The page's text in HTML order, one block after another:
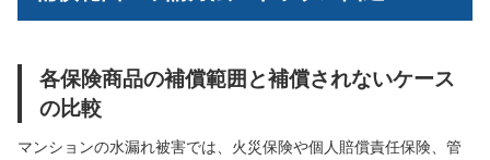
各保険商品の補償範囲と補償されないケース
の比較
マンションの水漏れ被害では、火災保険や個人賠償責任保険、管